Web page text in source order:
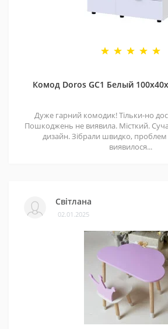
Комод Doros GС1 Белый
Дуже гарний комодик! Тільки-но
Пошкоджень не виявила. Місткий.
дизайн. Зібрали швидко, проблем
виявилося...
Світлана
02.01.2025